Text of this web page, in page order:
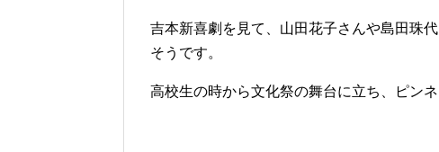
吉本新喜劇を見て、山田花子さんや島田珠
そうです。
高校生の時から文化祭の舞台に立ち、ピン